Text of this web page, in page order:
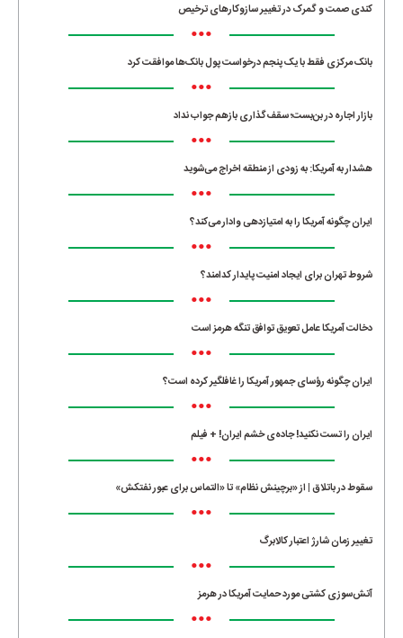
کندی صمت و گمرک در تغییر سازوکارهای ترخیص
•••
بانک مرکزی فقط با یک‌ پنجم درخواست پول بانک‌ها موافقت کرد
•••
بازار اجاره در بن‌بست؛ سقف‌گذاری بازهم جواب نداد
•••
هشدار به آمریکا: به زودی از منطقه اخراج می‌شوید
•••
ایران چگونه آمریکا را به امتیازدهی وادار می‌کند؟
•••
شروط تهران برای ایجاد امنیت پایدار کدامند؟
•••
دخالت آمریکا عامل تعویق توافق تنگه هرمز است
•••
ایران چگونه رؤسای جمهور آمریکا را غافلگیر کرده است؟
•••
ایران را تست نکنید! جاده‌ی خشم ایران! + فیلم
•••
سقوط در باتلاق | از «برچینش نظام» تا «التماس برای عبور نفتکش»
•••
تغییر زمان شارژ اعتبار کالابرگ
•••
آتش‌سوزی کشتی مورد حمایت آمریکا در هرمز
•••